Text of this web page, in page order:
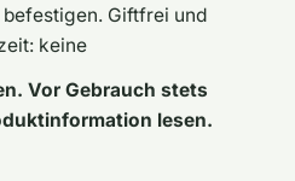
Giftfrei und
keine
Vor Gebrauch stets
lesen.